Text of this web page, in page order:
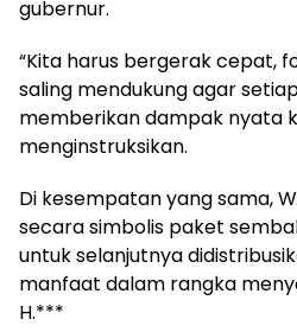
gubernur.
“Kita harus bergerak cepat,
saling mendukung agar
memberikan dampak nyata
menginstruksikan.
Di kesempatan yang sama,
secara simbolis paket
untuk selanjutnya
manfaat dalam rangka
H.***